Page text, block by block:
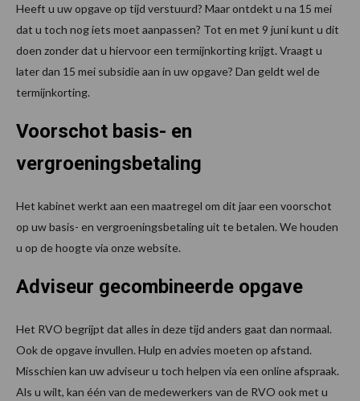
Heeft u uw opgave op tijd verstuurd? Maar ontdekt u na 15 mei
dat u toch nog iets moet aanpassen? Tot en met 9 juni kunt u dit
doen zonder dat u hiervoor een termijnkorting krijgt. Vraagt u
later dan 15 mei subsidie aan in uw opgave? Dan geldt wel de
termijnkorting.
Voorschot basis- en
vergroeningsbetaling
Het kabinet werkt aan een maatregel om dit jaar een voorschot
op uw basis- en vergroeningsbetaling uit te betalen. We houden
u op de hoogte via onze website.
Adviseur gecombineerde opgave
Het RVO begrijpt dat alles in deze tijd anders gaat dan normaal.
Ook de opgave invullen. Hulp en advies moeten op afstand.
Misschien kan uw adviseur u toch helpen via een online afspraak.
Als u wilt, kan één van de medewerkers van de RVO ook met u